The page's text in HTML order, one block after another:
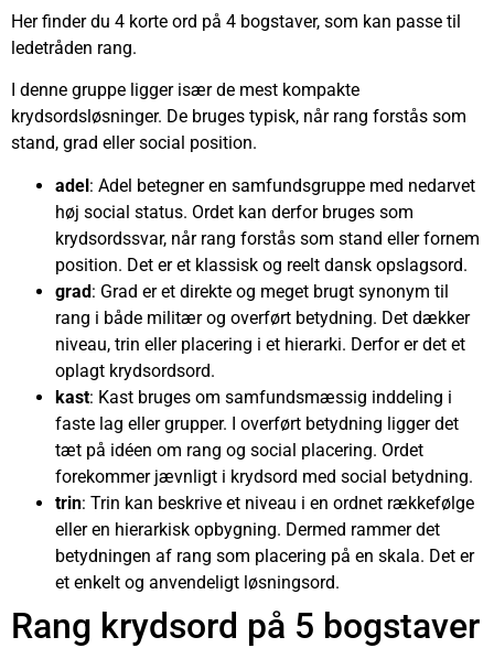
Her finder du 4 korte ord på 4 bogstaver, som kan passe til
ledetråden rang.
I denne gruppe ligger især de mest kompakte
krydsordsløsninger. De bruges typisk, når rang forstås som
stand, grad eller social position.
adel: Adel betegner en samfundsgruppe med nedarvet
høj social status. Ordet kan derfor bruges som
krydsordssvar, når rang forstås som stand eller fornem
position. Det er et klassisk og reelt dansk opslagsord.
grad: Grad er et direkte og meget brugt synonym til
rang i både militær og overført betydning. Det dækker
niveau, trin eller placering i et hierarki. Derfor er det et
oplagt krydsordsord.
kast: Kast bruges om samfundsmæssig inddeling i
faste lag eller grupper. I overført betydning ligger det
tæt på idéen om rang og social placering. Ordet
forekommer jævnligt i krydsord med social betydning.
trin: Trin kan beskrive et niveau i en ordnet rækkefølge
eller en hierarkisk opbygning. Dermed rammer det
betydningen af rang som placering på en skala. Det er
et enkelt og anvendeligt løsningsord.
Rang krydsord på 5 bogstaver